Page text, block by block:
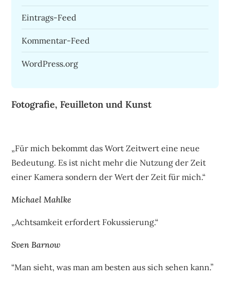
Eintrags-Feed
Kommentar-Feed
WordPress.org
Fotografie, Feuilleton und Kunst
„Für mich bekommt das Wort Zeitwert eine neue
Bedeutung. Es ist nicht mehr die Nutzung der Zeit
einer Kamera sondern der Wert der Zeit für mich.“
Michael Mahlke
„Achtsamkeit erfordert Fokussierung.“
Sven Barnow
“Man sieht, was man am besten aus sich sehen kann.”